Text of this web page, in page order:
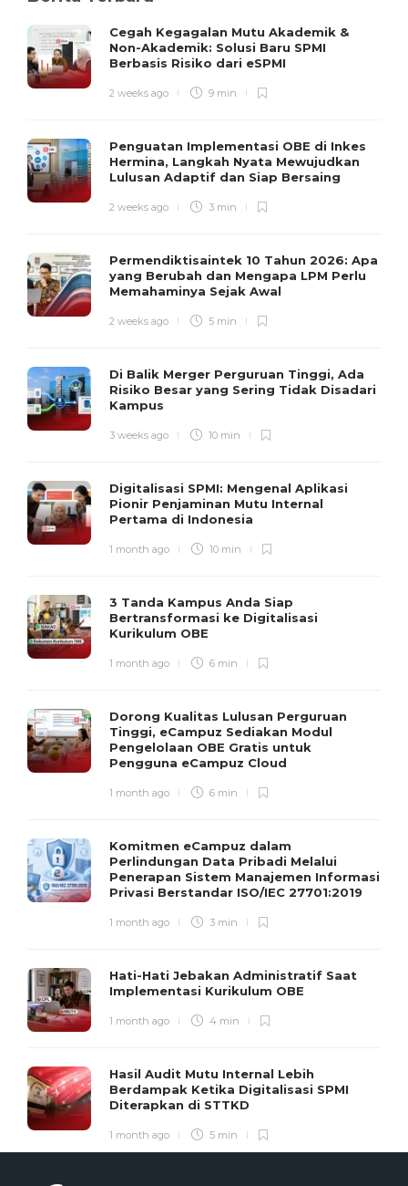
Cegah Kegagalan Mutu Akademik &
Non-Akademik: Solusi Baru SPMI
Berbasis Risiko dari eSPMI
2 weeks ago 9 min
Penguatan Implementasi OBE di Inkes
Hermina, Langkah Nyata Mewujudkan
Lulusan Adaptif dan Siap Bersaing
2 weeks ago 3 min
Permendiktisaintek 10 Tahun 2026: Apa
yang Berubah dan Mengapa LPM Perlu
Memahaminya Sejak Awal
2 weeks ago 5 min
Di Balik Merger Perguruan Tinggi, Ada
Risiko Besar yang Sering Tidak Disadari
Kampus
3 weeks ago 10 min
Digitalisasi SPMI: Mengenal Aplikasi
Pionir Penjaminan Mutu Internal
Pertama di Indonesia
1 month ago 10 min
3 Tanda Kampus Anda Siap
Bertransformasi ke Digitalisasi
Kurikulum OBE
1 month ago 6 min
Dorong Kualitas Lulusan Perguruan
Tinggi, eCampuz Sediakan Modul
Pengelolaan OBE Gratis untuk
Pengguna eCampuz Cloud
1 month ago 6 min
Komitmen eCampuz dalam
Perlindungan Data Pribadi Melalui
Penerapan Sistem Manajemen Informasi
Privasi Berstandar ISO/IEC 27701:2019
1 month ago 3 min
Hati-Hati Jebakan Administratif Saat
Implementasi Kurikulum OBE
1 month ago 4 min
Hasil Audit Mutu Internal Lebih
Berdampak Ketika Digitalisasi SPMI
Diterapkan di STTKD
1 month ago 5 min